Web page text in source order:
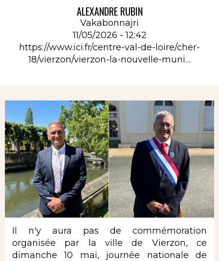
ALEXANDRE RUBIN
Vakabonnajri
11/05/2026 - 12:42
https://www.ici.fr/centre-val-de-loire/cher-
18/vierzon/vierzon-la-nouvelle-muni…
Il n'y aura pas de commémoration
organisée par la ville de Vierzon, ce
dimanche 10 mai, journée nationale de